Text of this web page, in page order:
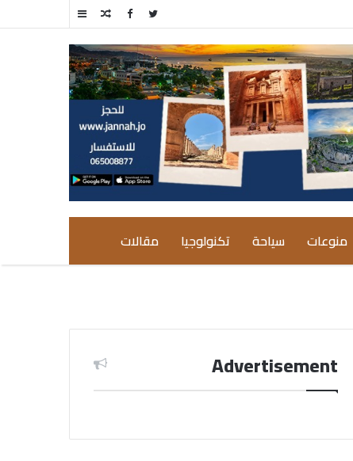
إضافة
جانبي
مقال
منوعات سياحة تكنولوجيا مقالات
Advertisement